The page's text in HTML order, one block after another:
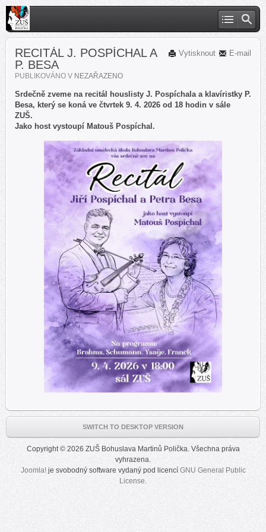
E-mail
Vytisknout
RECITÁL J. POSPÍCHAL A
P. BESA
PUBLIKOVÁNO V NEZAŘAZENO
Srdečně zveme na recitál houslisty J. Pospíchala a klavíristky P.
Besa, který se koná ve čtvrtek 9. 4. 2026 od 18 hodin v sále
ZUŠ.
Jako host vystoupí Matouš Pospíchal.
SWITCH TO DESKTOP VERSION
Copyright © 2026 ZUŠ Bohuslava Martinů Polička. Všechna práva
vyhrazena.
Joomla!je svobodný software vydaný pod licencí GNU General Public
License.